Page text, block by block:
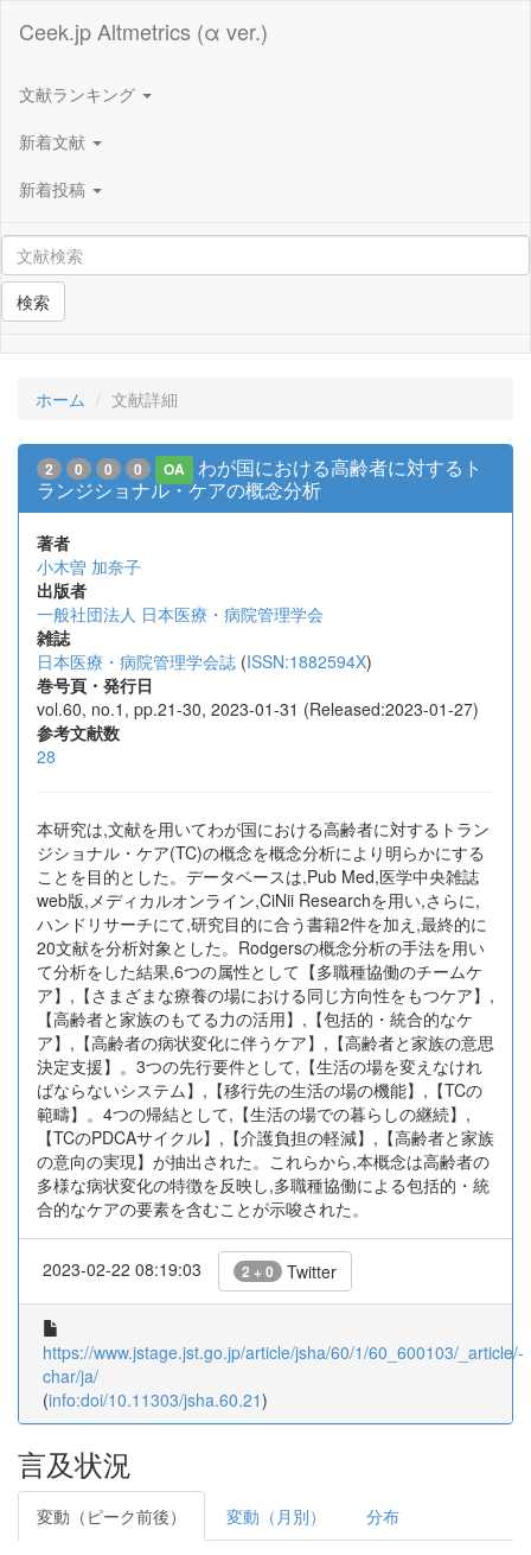
Ceek.jp Altmetrics (α ver.)
文献ランキング
新着文献
新着投稿
検索
ホーム 文献詳細
2 0 0 0 OA
わが国における高齢者に対するト
ランジショナル・ケアの概念分析
著者
小木曽 加奈子
出版者
一般社団法人 日本医療・病院管理学会
雑誌
日本医療・病院管理学会誌 (ISSN:1882594X)
巻号頁・発行日
vol.60, no.1, pp.21-30, 2023-01-31 (Released:2023-01-27)
参考文献数
28
本研究は,文献を用いてわが国における高齢者に対するトラン
ジショナル・ケア(TC)の概念を概念分析により明らかにする
ことを目的とした。データベースは,Pub Med,医学中央雑誌
web版,メディカルオンライン,CiNii Researchを用い,さらに,
ハンドリサーチにて,研究目的に合う書籍2件を加え,最終的に
20文献を分析対象とした。Rodgersの概念分析の手法を用い
て分析をした結果,6つの属性として【多職種協働のチームケ
ア】,【さまざまな療養の場における同じ方向性をもつケア】,
【高齢者と家族のもてる力の活用】,【包括的・統合的なケ
ア】,【高齢者の病状変化に伴うケア】,【高齢者と家族の意思
決定支援】。3つの先行要件として,【生活の場を変えなけれ
ばならないシステム】,【移行先の生活の場の機能】,【TCの
範疇】。4つの帰結として,【生活の場での暮らしの継続】,
【TCのPDCAサイクル】,【介護負担の軽減】,【高齢者と家族
の意向の実現】が抽出された。これらから,本概念は高齢者の
多様な病状変化の特徴を反映し,多職種協働による包括的・統
合的なケアの要素を含むことが示唆された。
2023-02-22 08:19:03 2 + 0 Twitter
https://www.jstage.jst.go.jp/article/jsha/60/1/60_600103/_article/-
char/ja/
(info:doi/10.11303/jsha.60.21)
言及状況
変動（ピーク前後） 変動（月別） 分布